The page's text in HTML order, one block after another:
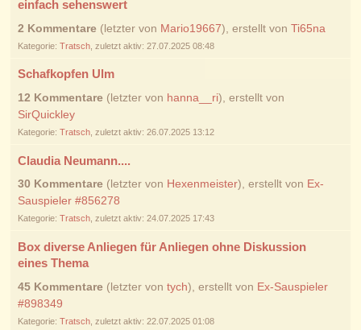
einfach sehenswert
2 Kommentare(letzter von Mario19667), erstellt von Ti65na
Kategorie: Tratsch, zuletzt aktiv: 27.07.2025 08:48
Schafkopfen Ulm
12 Kommentare(letzter von hanna__ri), erstellt von
SirQuickley
Kategorie: Tratsch, zuletzt aktiv: 26.07.2025 13:12
Claudia Neumann....
30 Kommentare(letzter von Hexenmeister), erstellt von Ex-
Sauspieler #856278
Kategorie: Tratsch, zuletzt aktiv: 24.07.2025 17:43
Box diverse Anliegen für Anliegen ohne Diskussion
eines Thema
45 Kommentare(letzter von tych), erstellt von Ex-Sauspieler
#898349
Kategorie: Tratsch, zuletzt aktiv: 22.07.2025 01:08